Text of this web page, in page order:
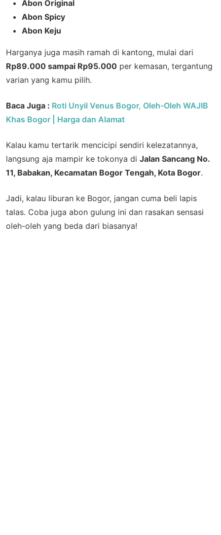
Abon Original
Abon Spicy
Abon Keju
Harganya juga masih ramah di kantong, mulai dari
Rp89.000 sampai Rp95.000 per kemasan, tergantung
varian yang kamu pilih.
Baca Juga : Roti Unyil Venus Bogor, Oleh-Oleh WAJIB
Khas Bogor | Harga dan Alamat
Kalau kamu tertarik mencicipi sendiri kelezatannya,
langsung aja mampir ke tokonya di Jalan Sancang No.
11, Babakan, Kecamatan Bogor Tengah, Kota Bogor.
Jadi, kalau liburan ke Bogor, jangan cuma beli lapis
talas. Coba juga abon gulung ini dan rasakan sensasi
oleh-oleh yang beda dari biasanya!